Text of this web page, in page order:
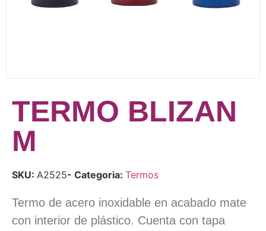
TERMO BLIZAN
M
SKU: A2525- Categoria: Termos
Termo de acero inoxidable en acabado mate
con interior de plástico. Cuenta con tapa